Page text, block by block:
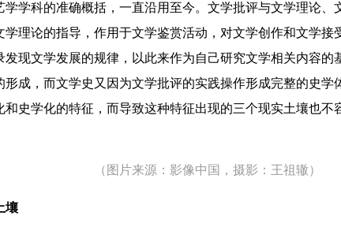
学科的准确概括，一直沿用至今。文学批评与文学理论
理论的指导，作用于文学鉴赏活动，对文学创作和文学
现文学发展的规律，以此来作为自己研究文学相关内容
成，而文学史又因为文学批评的实践操作形成完整的史
史学化的特征，而导致这种特征出现的三个现实土壤也不
（图片来源：影像中国，摄影：王祖辙）
壤